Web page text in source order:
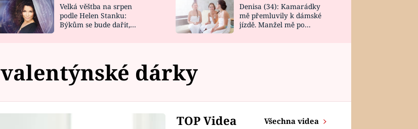
NOVINKY
VIDEORECEPTY
DESIGN
Velká věštba na srpen
podle Helen Stanku:
Býkům se bude dařit,
Denisa (34): Kamarádky
mě přemluvily k dámské
jízdě. Manžel mě po
valentýnské dárky
TOP Videa Všechna videa